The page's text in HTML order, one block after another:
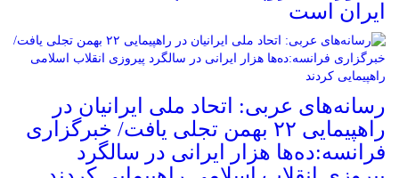
ایران است
رسانه‌های عربی: اتحاد ملی ایرانیان در
راهپیمایی ۲۲ بهمن تجلی یافت/ خبرگزاری
فرانسه:ده‌ها هزار ایرانی در سالگرد